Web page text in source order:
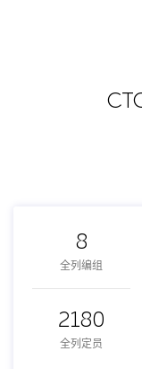
8
全列编组
2180
全列定员